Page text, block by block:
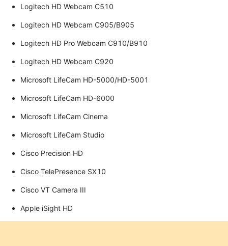
Logitech HD Webcam C510
Logitech HD Webcam C905/B905
Logitech HD Pro Webcam C910/B910
Logitech HD Webcam C920
Microsoft LifeCam HD-5000/HD-5001
Microsoft LifeCam HD-6000
Microsoft LifeCam Cinema
Microsoft LifeCam Studio
Cisco Precision HD
Cisco TelePresence SX10
Cisco VT Camera III
Apple iSight HD